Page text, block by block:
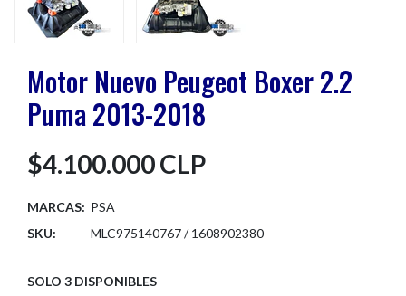
Motor Nuevo Peugeot Boxer 2.2
Puma 2013-2018
$4.100.000 CLP
MARCAS: PSA
SKU:
MLC975140767 / 1608902380
SOLO 3 DISPONIBLES